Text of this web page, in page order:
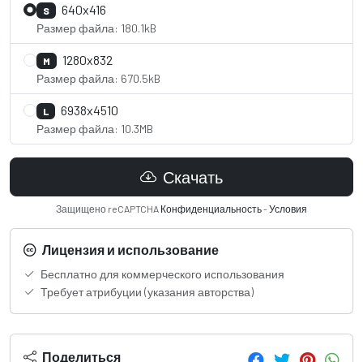
S 640x416
Размер файла: 180.1kB
M 1280x832
Размер файла: 670.5kB
L 6938x4510
Размер файла: 10.3MB
Скачать
Защищено reCAPTCHA Конфиденциальность-Условия
Лицензия и использование
Бесплатно для коммерческого использования
Требует атрибуции (указания авторства)
Поделиться